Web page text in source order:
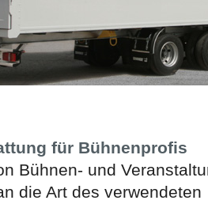
für Bühnenprofis
Bühnen- und
die Art des